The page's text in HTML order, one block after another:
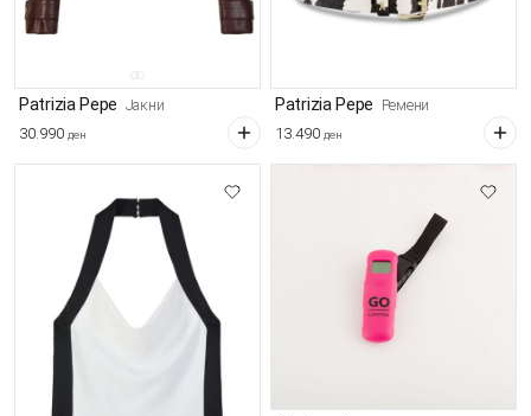
Patrizia Pepe Јакни
30.990 ден
Patrizia Pepe Ремени
13.490 ден